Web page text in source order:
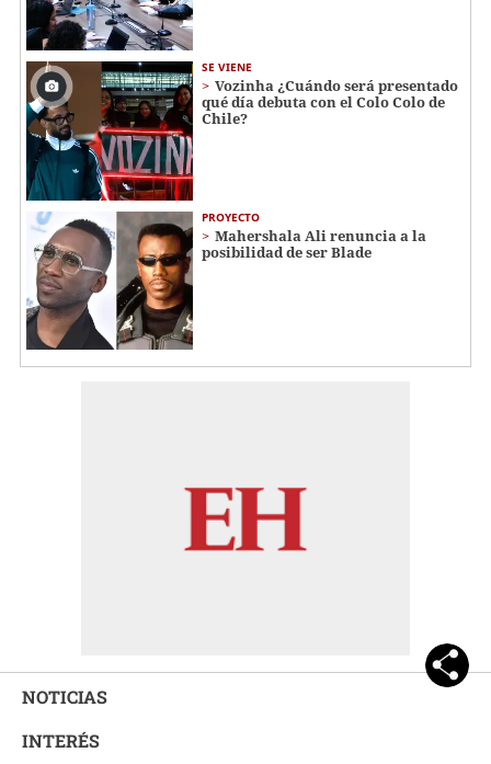
SE VIENE
Vozinha ¿Cuándo será presentado
qué día debuta con el Colo Colo de
Chile?
PROYECTO
Mahershala Ali renuncia a la
posibilidad de ser Blade
NOTICIAS
INTERÉS